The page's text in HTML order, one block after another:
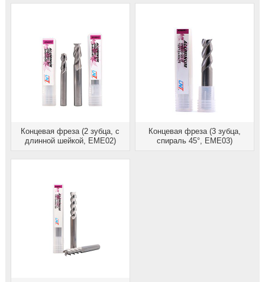
Концевая фреза (2 зубца, с
длинной шейкой, EME02)
Концевая фреза (3 зубца,
спираль 45°, EME03)